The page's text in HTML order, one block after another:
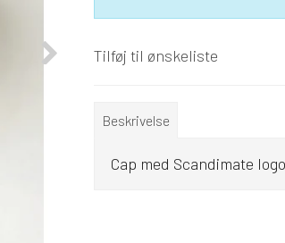
Tilføj til ønskeliste
Beskrivelse
Cap med Scandimate